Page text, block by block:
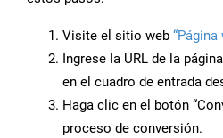
Visite el sitio web “Página
Ingrese la URL de la
en el cuadro de entrada
Haga clic en el botón
proceso de conversión.